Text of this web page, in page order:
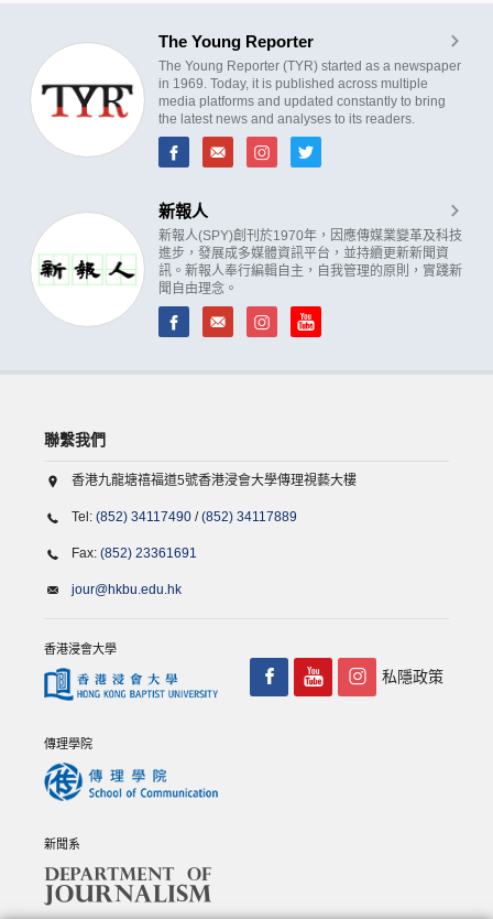
The Young Reporter
The Young Reporter (TYR) started as a newspaper
in 1969. Today, it is published across multiple
media platforms and updated constantly to bring
the latest news and analyses to its readers.
新報人
新報人(SPY)創刊於1970年，因應傳媒業變革及科技
進步，發展成多媒體資訊平台，並持續更新新聞資
訊。新報人奉行編輯自主，自我管理的原則，實踐新
聞自由理念。
聯繫我們
香港九龍塘禧福道5號香港浸會大學傳理視藝大樓
Tel: (852) 34117490 /(852) 34117889
Fax: (852) 23361691
jour@hkbu.edu.hk
香港浸會大學
傳理學院
新聞系
私隱政策